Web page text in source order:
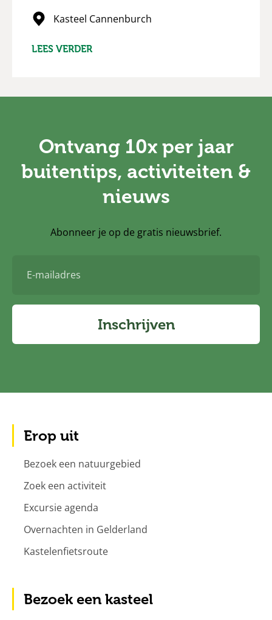
Kasteel Cannenburch
LEES VERDER
Ontvang 10x per jaar
buitentips, activiteiten &
nieuws
Abonneer je op de gratis nieuwsbrief.
mailadres
Inschrijven
Erop uit
Bezoek een natuurgebied
Zoek een activiteit
Excursie agenda
Overnachten in Gelderland
Kastelenfietsroute
Bezoek een kasteel